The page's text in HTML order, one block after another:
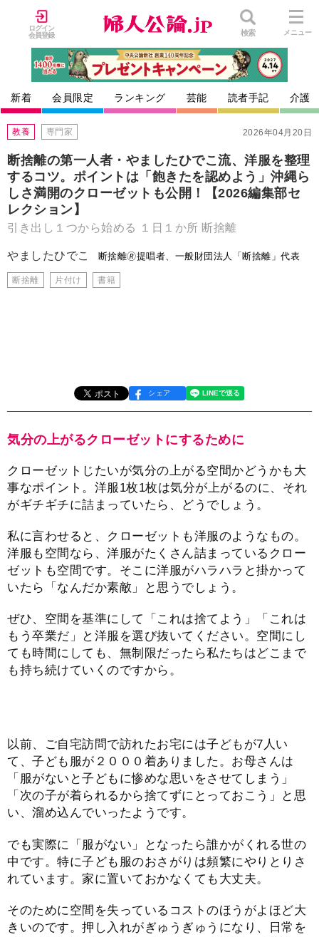
ログイン
会員登録
検索 メニュー
新着 会員限定 ランキング 芸能 読者手記 介護
2026年04月20日
教養 専門家
断捨離の第一人者・やましたひでこ流、洋服を整理
するコツ。ポイントは「飽きたを認めよう」沖縄ら
しさ満開のクローゼットも公開！【2026編集部セ
レクション】
引き出し１つから始める １日１か所 断捨離
やましたひでこ 断捨離🄬提唱者、一般財団法人「断捨離」代表
断捨離 片付け 書籍
シェア
気分の上がるクローゼットにするために
クローゼットじたいが気分の上がる空間かどうかも大
事なポイント。洋服1枚1枚は気分が上がるのに、それ
がギチギチに詰まっていたら、どうでしょう。
私に言わせると、クローゼットも洋服のようなもの。
洋服も空間なら、洋服がたくさん詰まっているクロー
ゼットも空間です。そこに洋服がハラハラと掛かって
いたら「なんだか素敵」と思うでしょう。
ぜひ、空間を基準にして「これは捨てよう」「これは
もう卒業だ」と洋服を選び抜いてください。空間にし
ても時間にしても、無制限だったら私たちはどこまで
も持ち続けていくのですから。
以前、ご自宅訪問で訪れたお宅には子どもが7人い
て、子ども服が２０００着ありました。お母さんは
「服がないと子どもに惨めな思いをさせてしまう」
「次の子が着られるから捨てずにとっておこう」と思
い、溜め込んでいったようです。
でも実際に「服がない」となったら誰かがくれる世の
中です。特に子ども服のおさがりは頻繁にやりとりさ
れています。家に置いておかなくても大丈夫。
そのために空間を失っているコストのほうがよほど大
きいのです。押し入れがぎゅうぎゅうになり、日常を